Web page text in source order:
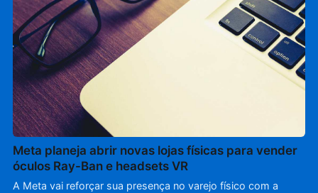
Meta planeja abrir novas lojas físicas para vender
óculos Ray-Ban e headsets VR
A Meta vai reforçar sua presença no varejo físico com a